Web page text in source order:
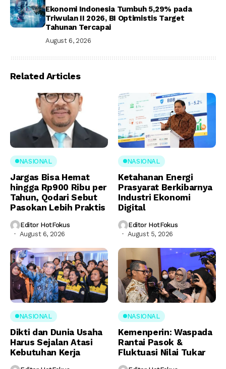
Ekonomi Indonesia Tumbuh 5,29% pada
Triwulan II 2026, BI Optimistis Target
Tahunan Tercapai
August 6, 2026
Related Articles
NASIONAL
Jargas Bisa Hemat
hingga Rp900 Ribu per
Tahun, Qodari Sebut
Pasokan Lebih Praktis
Editor HotFokus
August 6, 2026
NASIONAL
Ketahanan Energi
Prasyarat Berkibarnya
Industri Ekonomi
Digital
Editor HotFokus
August 5, 2026
NASIONAL
Dikti dan Dunia Usaha
Harus Sejalan Atasi
Kebutuhan Kerja
NASIONAL
Kemenperin: Waspada
Rantai Pasok &
Fluktuasi Nilai Tukar